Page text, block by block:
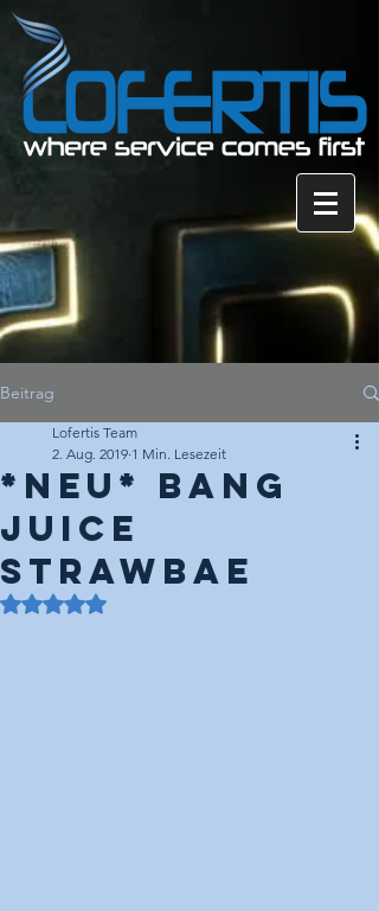
Beitrag
*NEU* Bang
Juice
Strawbae
Lofertis Team
2. Aug. 2019 1 Min. Lesezeit
Mit NaN von 5 Sternen bewertet.